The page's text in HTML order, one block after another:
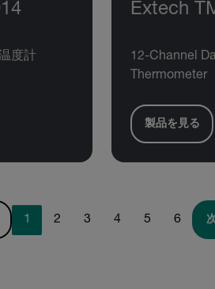
度計
Extech
12-Channel
Thermometer
製品を見る
1 2 3 4 5 6